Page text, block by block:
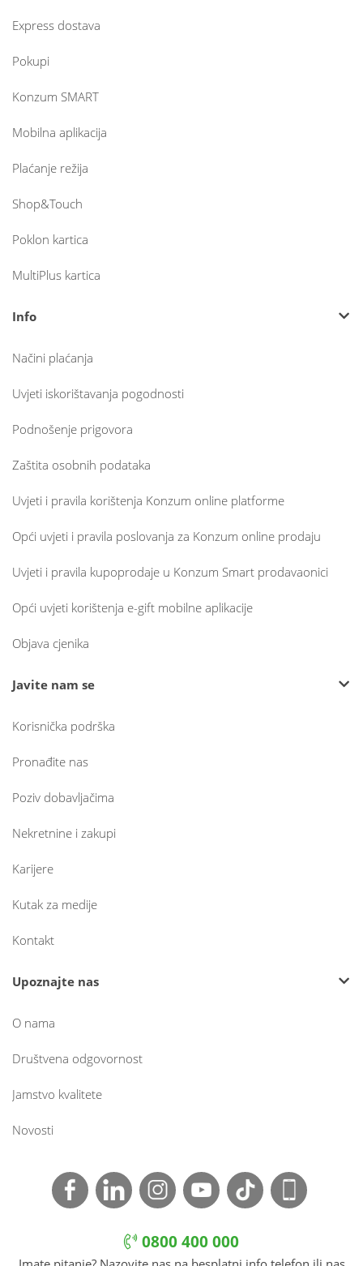
Express dostava
Pokupi
Konzum SMART
Mobilna aplikacija
Plaćanje režija
Shop&Touch
Poklon kartica
MultiPlus kartica
Info
Načini plaćanja
Uvjeti iskorištavanja pogodnosti
Podnošenje prigovora
Zaštita osobnih podataka
Uvjeti i pravila korištenja Konzum online platforme
Opći uvjeti i pravila poslovanja za Konzum online prodaju
Uvjeti i pravila kupoprodaje u Konzum Smart prodavaonici
Opći uvjeti korištenja e-gift mobilne aplikacije
Objava cjenika
Javite nam se
Korisnička podrška
Pronađite nas
Poziv dobavljačima
Nekretnine i zakupi
Karijere
Kutak za medije
Kontakt
Upoznajte nas
O nama
Društvena odgovornost
Jamstvo kvalitete
Novosti
0800 400 000